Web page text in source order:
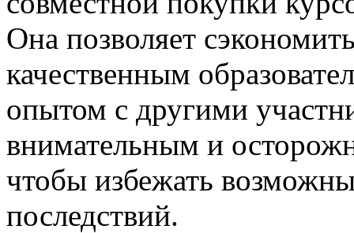
Она позволяет
качественным
опытом с другими
внимательным и
чтобы избежать
последствий.